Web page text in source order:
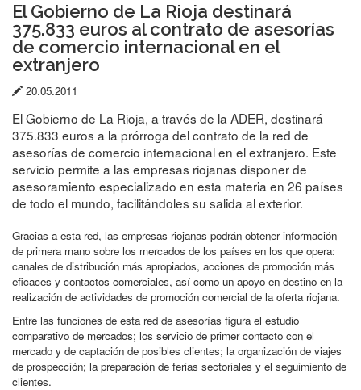
El Gobierno de La Rioja destinará
375.833 euros al contrato de asesorías
de comercio internacional en el
extranjero
Fecha
de
publicación:
20.05.2011
El Gobierno de La Rioja, a través de la ADER, destinará
375.833 euros a la prórroga del contrato de la red de
asesorías de comercio internacional en el extranjero. Este
servicio permite a las empresas riojanas disponer de
asesoramiento especializado en esta materia en 26 países
de todo el mundo, facilitándoles su salida al exterior.
Gracias a esta red, las empresas riojanas podrán obtener información
de primera mano sobre los mercados de los países en los que opera:
canales de distribución más apropiados, acciones de promoción más
eficaces y contactos comerciales, así como un apoyo en destino en la
realización de actividades de promoción comercial de la oferta riojana.
Entre las funciones de esta red de asesorías figura el estudio
comparativo de mercados; los servicio de primer contacto con el
mercado y de captación de posibles clientes; la organización de viajes
de prospección; la preparación de ferias sectoriales y el seguimiento de
clientes.